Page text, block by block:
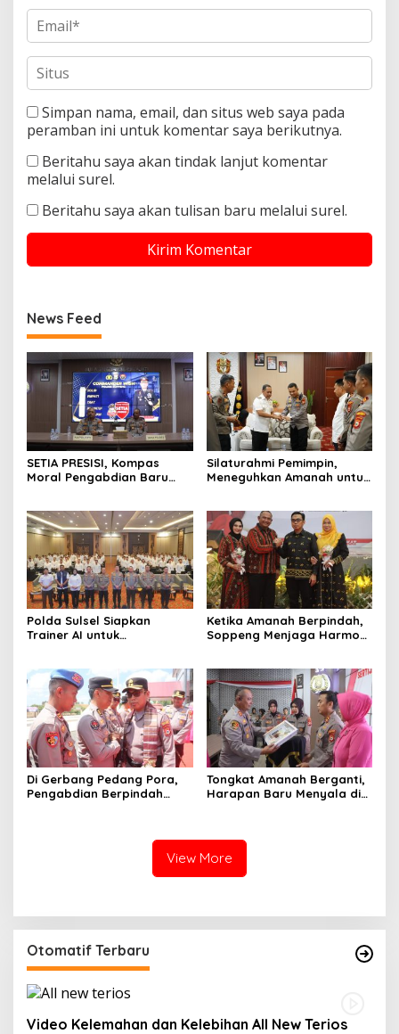
Simpan nama, email, dan situs web saya pada
peramban ini untuk komentar saya berikutnya.
Beritahu saya akan tindak lanjut komentar
melalui surel.
Beritahu saya akan tulisan baru melalui surel.
News Feed
SETIA PRESISI, Kompas
Moral Pengabdian Baru
Silaturahmi Pemimpin,
Meneguhkan Amanah untuk
Polda Sulsel Siapkan
Trainer AI untuk
Ketika Amanah Berpindah,
Soppeng Menjaga Harmoni
Di Gerbang Pedang Pora,
Pengabdian Berpindah
Tongkat Amanah Berganti,
Harapan Baru Menyala di
View More
Otomatif Terbaru
Video Kelemahan dan Kelebihan All New Terios